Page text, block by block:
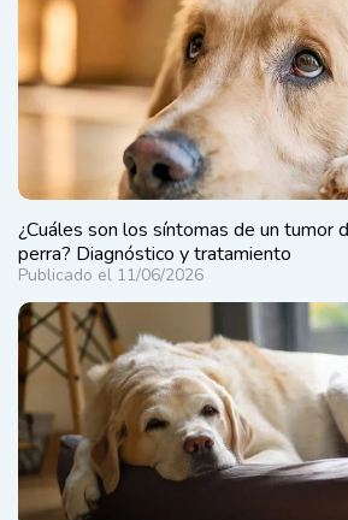
¿Cuáles son los síntomas de un tumor
perra? Diagnóstico y tratamiento
Publicado el 11/06/2026